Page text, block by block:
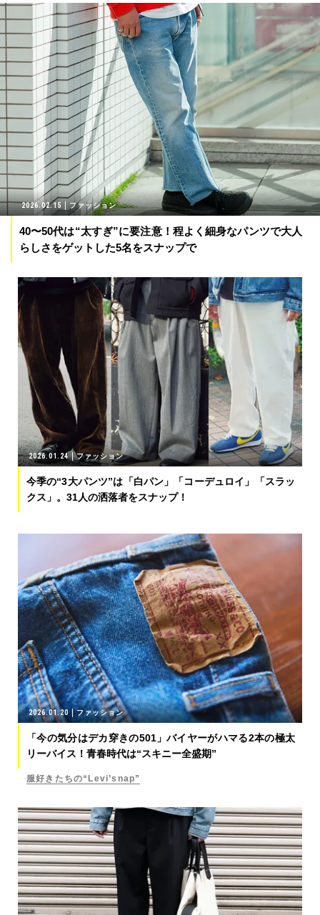
2026.02.15 ファッション
40〜50代は“太すぎ”に要注意！程よく細身なパンツで大人
らしさをゲットした5名をスナップで
2026.01.24 ファッション
今季の“3大パンツ”は「白パン」「コーデュロイ」「スラッ
クス」。31人の洒落者をスナップ！
2026.01.20 ファッション
「今の気分はデカ穿きの501」バイヤーがハマる2本の極太
リーバイス！青春時代は“スキニー全盛期”
服好きたちの“Levi’snap”